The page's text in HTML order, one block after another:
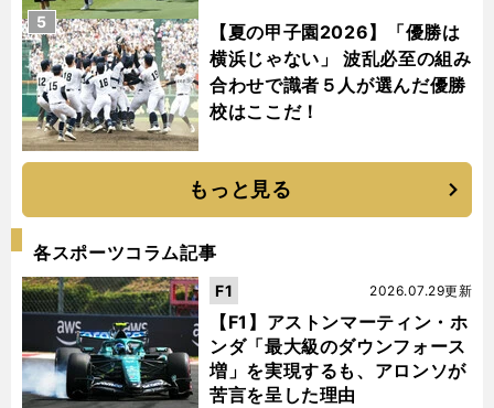
【夏の甲子園2026】「優勝は
横浜じゃない」 波乱必至の組み
合わせで識者５人が選んだ優勝
校はここだ！
5
もっと見る
各スポーツコラム記事
【F1】アストンマーティン・ホ
ンダ「最大級のダウンフォース
増」を実現するも、アロンソが
苦言を呈した理由
2026.07.29更新
F1